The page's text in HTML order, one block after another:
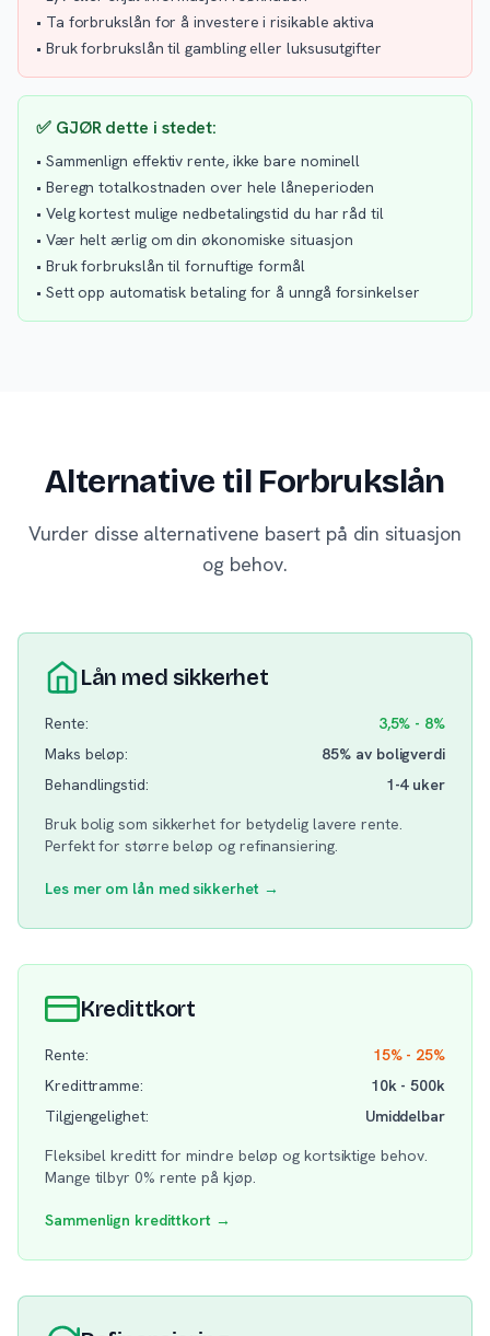
• Ta forbrukslån for å investere i risikable aktiva
• Bruk forbrukslån til gambling eller luksusutgifter
✅ GJØR dette i stedet:
• Sammenlign effektiv rente, ikke bare nominell
• Beregn totalkostnaden over hele låneperioden
• Velg kortest mulige nedbetalingstid du har råd til
• Vær helt ærlig om din økonomiske situasjon
• Bruk forbrukslån til fornuftige formål
• Sett opp automatisk betaling for å unngå forsinkelser
Alternative til Forbrukslån
Vurder disse alternativene basert på din situasjon
og behov.
Lån med sikkerhet
Rente:
3,5% - 8%
Maks beløp:
85% av boligverdi
Behandlingstid:
1-4 uker
Bruk bolig som sikkerhet for betydelig lavere rente.
Perfekt for større beløp og refinansiering.
Les mer om lån med sikkerhet →
Kredittkort
Rente:
15% - 25%
Kredittramme:
10k - 500k
Tilgjengelighet:
Umiddelbar
Fleksibel kreditt for mindre beløp og kortsiktige behov.
Mange tilbyr 0% rente på kjøp.
Sammenlign kredittkort →